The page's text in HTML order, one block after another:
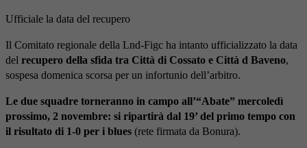
Ufficiale la data del recupero
Il Comitato regionale della Lnd-Figc ha intanto ufficializzato la data
del recupero della sfida tra Città di Cossato e Città d Baveno,
sospesa domenica scorsa per un infortunio dell’arbitro.
Le due squadre torneranno in campo all’“Abate” mercoledì
prossimo, 2 novembre: si ripartirà dal 19’ del primo tempo con
il risultato di 1-0 per i blues (rete firmata da Bonura).